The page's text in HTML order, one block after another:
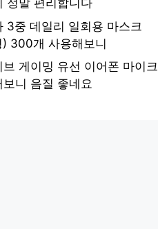
정말 편리합니다
3중 데일리 일회용 마스크
) 300개 사용해보니
브 게이밍 유선 이어폰 마이크
보니 음질 좋네요